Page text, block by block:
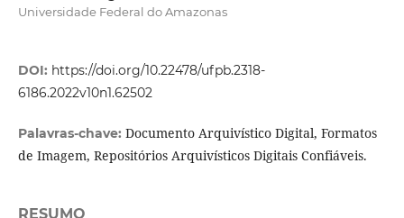
Universidade Federal do Amazonas
DOI: https://doi.org/10.22478/ufpb.2318-
6186.2022v10n1.62502
Palavras-chave: Documento Arquivístico Digital, Formatos
de Imagem, Repositórios Arquivísticos Digitais Confiáveis.
RESUMO